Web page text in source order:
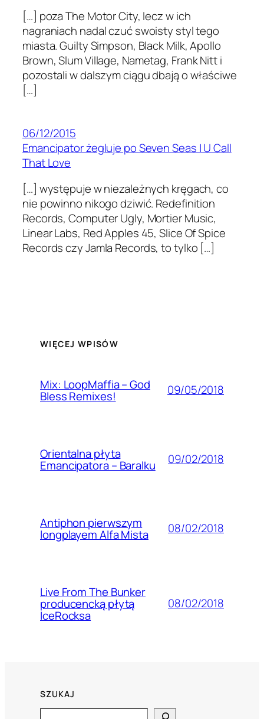
[…] poza The Motor City, lecz w ich
nagraniach nadal czuć swoisty styl tego
miasta. Guilty Simpson, Black Milk, Apollo
Brown, Slum Village, Nametag, Frank Nitt i
pozostali w dalszym ciągu dbają o właściwe
[…]
06/12/2015
Emancipator żegluje po Seven Seas | U Call
That Love
[…] występuje w niezależnych kręgach, co
nie powinno nikogo dziwić. Redefinition
Records, Computer Ugly, Mortier Music,
Linear Labs, Red Apples 45, Slice Of Spice
Records czy Jamla Records, to tylko […]
WIĘCEJ WPISÓW
Mix: LoopMaffia – God
Bless Remixes! 09/05/2018
Orientalna płyta
Emancipatora – Baralku 09/02/2018
Antiphon pierwszym
longplayem Alfa Mista 08/02/2018
Live From The Bunker
producencką płytą
IceRocksa
08/02/2018
SZUKAJ